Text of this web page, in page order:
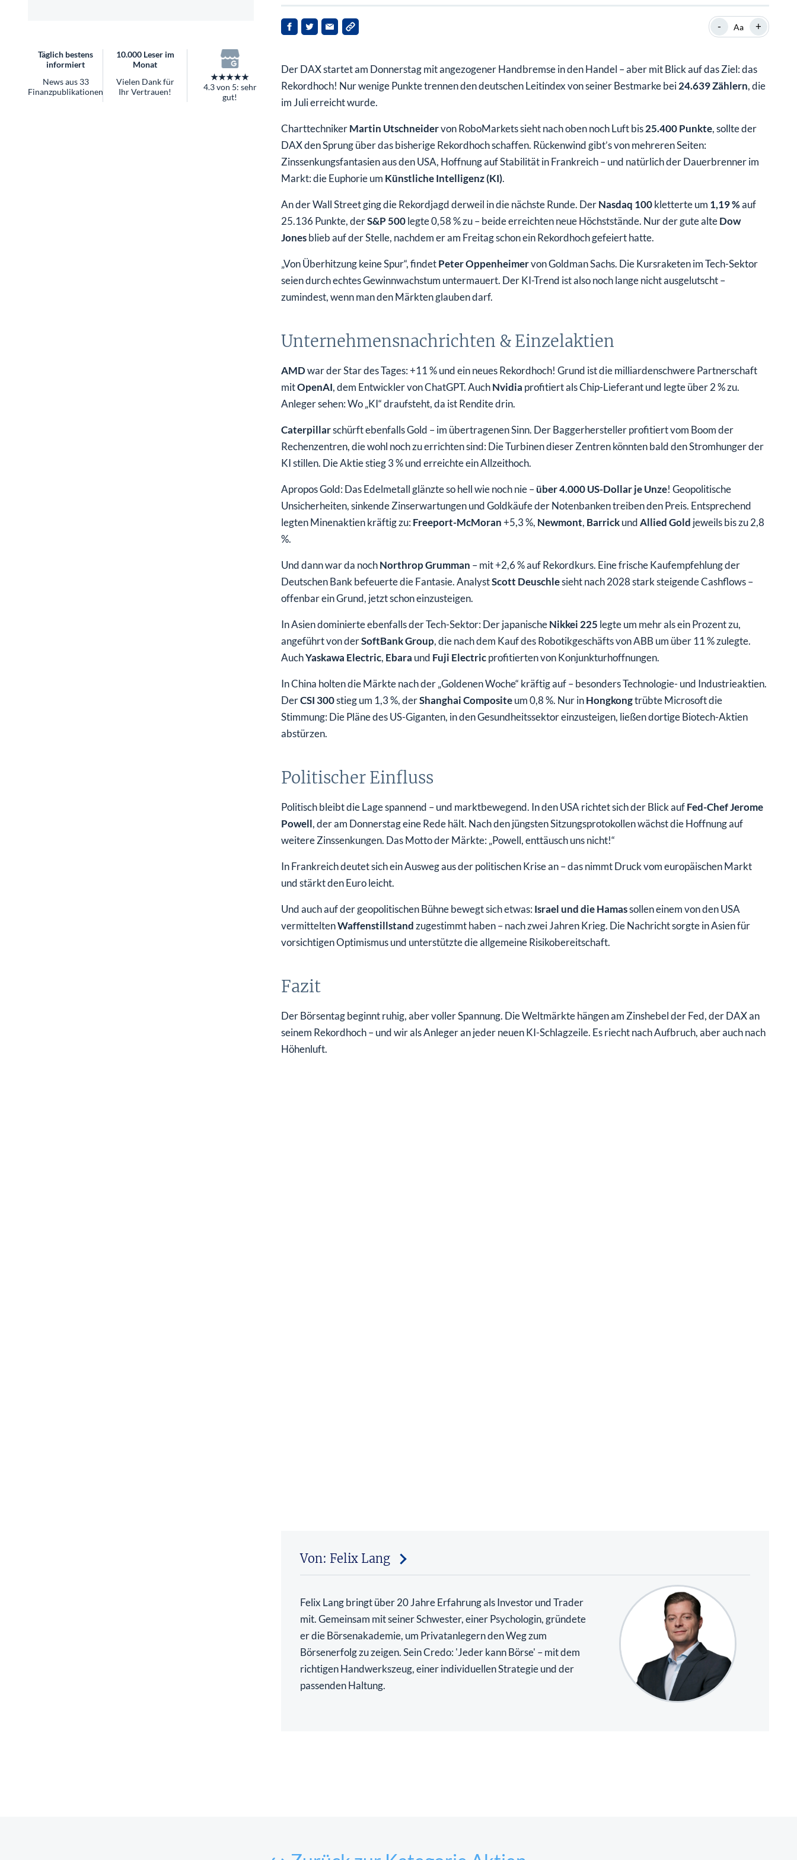
RATGEBER
SHOP WEBINARE RATGEBER
RATGEBER
Täglich bestens
informiert
News aus 33
Finanzpublikationen
10.000 Leser im
Monat
Vielen Dank für
Ihr Vertrauen!
★★★★★
4.3 von 5: sehr
gut!
- Aa +
Der DAX startet am Donnerstag mit angezogener Handbremse in den Handel – aber mit Blick auf das Ziel: das
Rekordhoch! Nur wenige Punkte trennen den deutschen Leitindex von seiner Bestmarke bei24.639 Zählern, die
im Juli erreicht wurde.
CharttechnikerMartin Utschneidervon RoboMarkets sieht nach oben noch Luft bis25.400 Punkte, sollte der
DAX den Sprung über das bisherige Rekordhoch schaffen. Rückenwind gibt’s von mehreren Seiten:
Zinssenkungsfantasien aus den USA, Hoffnung auf Stabilität in Frankreich – und natürlich der Dauerbrenner im
Markt: die Euphorie um Künstliche Intelligenz (KI).
An der Wall Street ging die Rekordjagd derweil in die nächste Runde. DerNasdaq 100kletterte um 1,19 %auf
25.136 Punkte, derS&P 500legte 0,58 % zu – beide erreichten neue Höchststände. Nur der gute alteDow
Jonesblieb auf der Stelle, nachdem er am Freitag schon ein Rekordhoch gefeiert hatte.
„Von Überhitzung keine Spur“, findetPeter Oppenheimervon Goldman Sachs. Die Kursraketen im Tech-Sektor
seien durch echtes Gewinnwachstum untermauert. Der KI-Trend ist also noch lange nicht ausgelutscht –
zumindest, wenn man den Märkten glauben darf.
Unternehmensnachrichten & Einzelaktien
AMDwar der Star des Tages: +11 % und ein neues Rekordhoch! Grund ist die milliardenschwere Partnerschaft
mitOpenAI, dem Entwickler von ChatGPT. AuchNvidia profitiert als Chip-Lieferant und legte über 2 % zu.
Anleger sehen: Wo „KI“ draufsteht, da ist Rendite drin.
Caterpillarschürft ebenfalls Gold – im übertragenen Sinn. Der Baggerhersteller profitiert vom Boom der
Rechenzentren, die wohl noch zu errichten sind: Die Turbinen dieser Zentren könnten bald den Stromhunger der
KI stillen. Die Aktie stieg 3 % und erreichte ein Allzeithoch.
Apropos Gold: Das Edelmetall glänzte so hell wie noch nie –über 4.000 US-Dollar je Unze! Geopolitische
Unsicherheiten, sinkende Zinserwartungen und Goldkäufe der Notenbanken treiben den Preis. Entsprechend
legten Minenaktien kräftig zu: Freeport-McMoran+5,3 %, Newmont, BarrickundAllied Gold jeweils bis zu 2,8
%.
Und dann war da nochNorthrop Grumman – mit +2,6 % auf Rekordkurs. Eine frische Kaufempfehlung der
Deutschen Bank befeuerte die Fantasie. AnalystScott Deuschlesieht nach 2028 stark steigende Cashflows –
offenbar ein Grund, jetzt schon einzusteigen.
In Asien dominierte ebenfalls der Tech-Sektor: Der japanischeNikkei 225 legte um mehr als ein Prozent zu,
angeführt von derSoftBank Group, die nach dem Kauf des Robotikgeschäfts von ABB um über 11 % zulegte.
AuchYaskawa Electric, Ebara und Fuji Electricprofitierten von Konjunkturhoffnungen.
In China holten die Märkte nach der „Goldenen Woche“ kräftig auf – besonders Technologie- und Industrieaktien.
DerCSI 300stieg um 1,3 %, derShanghai Compositeum 0,8 %. Nur inHongkongtrübte Microsoft die
Stimmung: Die Pläne des US-Giganten, in den Gesundheitssektor einzusteigen, ließen dortige Biotech-Aktien
abstürzen.
Politischer Einfluss
Politisch bleibt die Lage spannend – und marktbewegend. In den USA richtet sich der Blick aufFed-Chef Jerome
Powell, der am Donnerstag eine Rede hält. Nach den jüngsten Sitzungsprotokollen wächst die Hoffnung auf
weitere Zinssenkungen. Das Motto der Märkte: „Powell, enttäusch uns nicht!“
In Frankreich deutet sich ein Ausweg aus der politischen Krise an – das nimmt Druck vom europäischen Markt
und stärkt den Euro leicht.
Und auch auf der geopolitischen Bühne bewegt sich etwas: Israel und die Hamassollen einem von den USA
vermitteltenWaffenstillstandzugestimmt haben – nach zwei Jahren Krieg. Die Nachricht sorgte in Asien für
vorsichtigen Optimismus und unterstützte die allgemeine Risikobereitschaft.
Fazit
Der Börsentag beginnt ruhig, aber voller Spannung. Die Weltmärkte hängen am Zinshebel der Fed, der DAX an
seinem Rekordhoch – und wir als Anleger an jeder neuen KI-Schlagzeile. Es riecht nach Aufbruch, aber auch nach
Höhenluft.
Von: Felix Lang
Felix Lang bringt über 20 Jahre Erfahrung als Investor und Trader
mit. Gemeinsam mit seiner Schwester, einer Psychologin, gründete
er die Börsenakademie, um Privatanlegern den Weg zum
Börsenerfolg zu zeigen. Sein Credo: 'Jeder kann Börse' – mit dem
richtigen Handwerkszeug, einer individuellen Strategie und der
passenden Haltung.